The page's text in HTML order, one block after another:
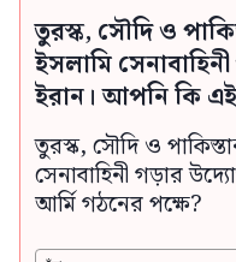
তুরস্ক, সৌদি ও
ইসলামি
ইরান। আপনি কি
তুরস্ক, সৌদি ও
সেনাবাহিনী গড়ার
আর্মি গঠনের পক্ষে?